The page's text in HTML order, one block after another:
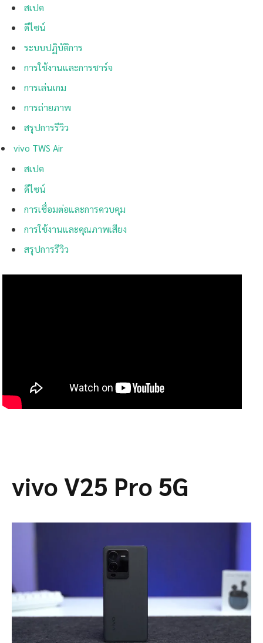
สเปค
ดีไซน์
ระบบปฏิบัติการ
การใช้งานและการชาร์จ
การเล่นเกม
การถ่ายภาพ
สรุปการรีวิว
vivo TWS Air
สเปค
ดีไซน์
การเชื่อมต่อและการควบคุม
การใช้งานและคุณภาพเสียง
สรุปการรีวิว
vivo V25 Pro 5G